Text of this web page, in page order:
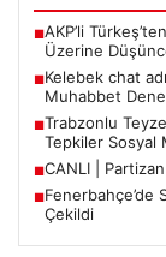
■AKP’li
Üzerine
■Kelebek chat
Muhabbet
■Trabzonlu
Tepkiler Sosyal
■CANLI |
■Fenerbahçe’de
Çekildi